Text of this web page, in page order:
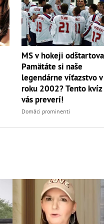
MS v hokeji
Pamätáte si naše
legendárne víťazstvo v
roku 2002? Tento kvíz
vás preverí!
Domáci prominenti